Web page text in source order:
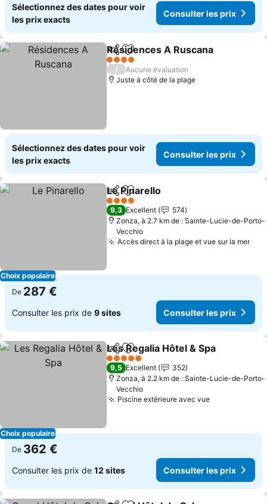
Sélectionnez des dates pour voir
les prix exacts
Consulter les prix
PartagerAjouter à mes favoris
Résidences A Ruscana
4 Étoiles
/
Aucune évaluation
Juste à côté de la plage
Sélectionnez des dates pour voir
les prix exacts
Consulter les prix
Choix populaire
PartagerAjouter à mes favoris
Le Pinarello
4 Étoiles
9,3 Excellent
574
Zonza, à 2.7 km de : Sainte-Lucie-de-Porto-
Vecchio
Accès direct à la plage et vue sur la mer
De 287 €
Consulter les prix de 9 sites Consulter les prix
Choix populaire
PartagerAjouter à mes favoris
Les Regalia Hôtel & Spa
5 Étoiles
9,5 Excellent
352
Zonza, à 2.2 km de : Sainte-Lucie-de-Porto-
Vecchio
Piscine extérieure avec vue
De 362 €
Consulter les prix de 12 sites Consulter les prix